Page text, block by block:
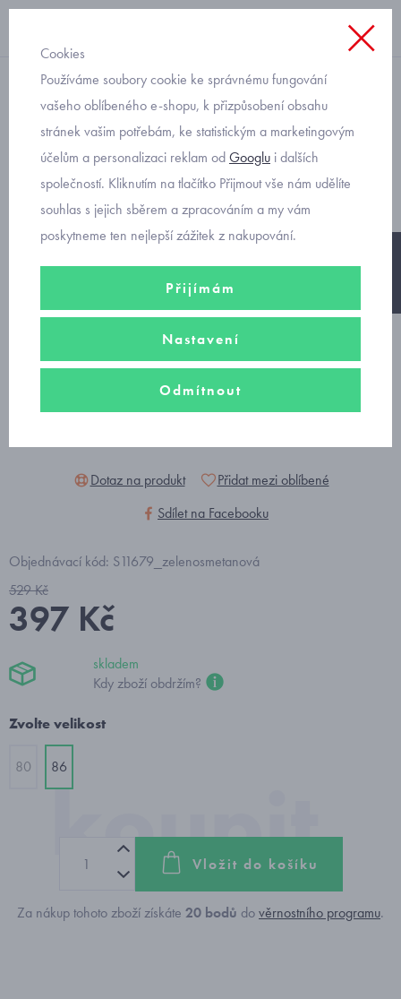
kraťasy
veselé dětské oblečení na
léto Mayoral 1217-23
Dotaz na produkt
Přidat mezi oblíbené
Sdílet na Facebooku
Objednávací kód: S11679_zelenosmetanová
529 Kč
397 Kč
skladem
Kdy zboží obdržím?
Zvolte velikost
80 86
Vložit do košíku
Za nákup tohoto zboží získáte 20 bodů dověrnostního programu.
Cookies
Používáme soubory cookie ke správnému fungování
vašeho oblíbeného e-shopu, k přizpůsobení obsahu
stránek vašim potřebám, ke statistickým a marketingovým
účelům a personalizaci reklam odGooglu i dalších
společností. Kliknutím na tlačítko Přijmout vše nám udělíte
souhlas s jejich sběrem a zpracováním a my vám
poskytneme ten nejlepší zážitek z nakupování.
Přijímám
Nastavení
Odmítnout